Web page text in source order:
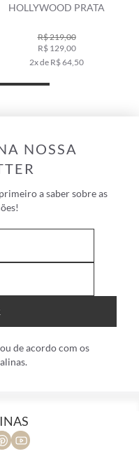
TWIST PALM SPRINGS
R$ 259,00
R$ 129,00
2x de R$ 64,50
NOSSA
a saber sobre as
de acordo com os